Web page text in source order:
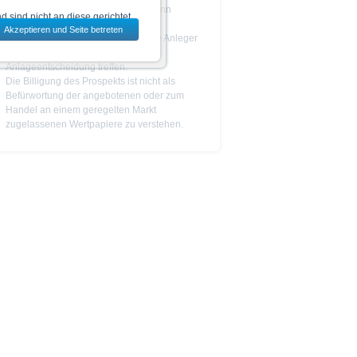
Das Produkt ist nicht einfach und kann
schwer zu verstehen sein.
Es wird empfohlen, dass potenzielle Anleger
Anlageentscheidung treffen.
Die Billigung des Prospekts ist nicht als
Befürwortung der angebotenen oder zum
Handel an einem geregelten Markt
zugelassenen Wertpapiere zu verstehen.
sind nicht an diese gerichtet.
jeweils ausgewählten Land
den Wertpapieren
Endgültigen
das allein verbindliche
einer Anlageentscheidung
Die Billigung des
ändern kann.
in bestimmten
für Rechnung von US-
in denen dies nach
enthaltenen
US-Personen oder in den
Akzeptieren und Seite betreten